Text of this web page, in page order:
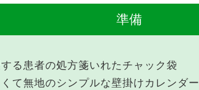
準備
る患者の処方箋いれたチャック袋
て無地のシンプルな壁掛けカレンダー